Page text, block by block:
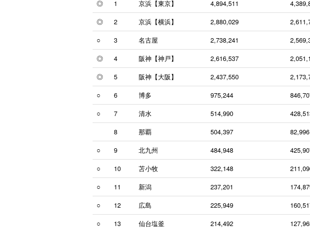
◎
1 京浜【東京】 4,894,511
◎
2 京浜【横浜】 2,880,029
○
3 名古屋 2,738,241
◎
4 阪神【神戸】 2,616,537
◎
5 阪神【大阪】 2,437,550
○
6 博多 975,244
○
7 清水 514,990
8
那覇 504,397 82,996
○
9 北九州 484,948
○
10 苫小牧 322,148
○
11 新潟 237,201
○
12 広島 225,949
○
13 仙台塩釜 214,492